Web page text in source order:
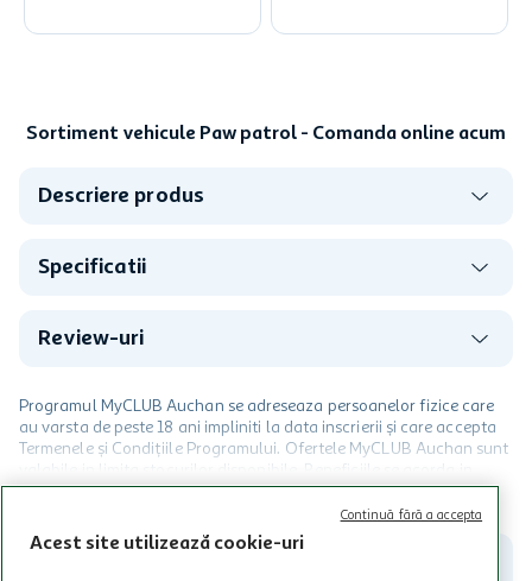
Sortiment vehicule Paw patrol - Comanda online acum
Descriere produs
Specificatii
Review-uri
Programul MyCLUB Auchan se adreseaza persoanelor fizice care
au varsta de peste 18 ani impliniti la data inscrierii și care accepta
Termenele și Condițiile Programului. Ofertele MyCLUB Auchan sunt
limita a 12 unitati / card client o singura data in perioada promotiei.
Cardul poate fi utilizat doar in legatura cu magazinele Auchan
participante și pentru acțiuni promotionale indicate de Auchan si
Acest site utilizează cookie-uri
Continuă fără a accepta